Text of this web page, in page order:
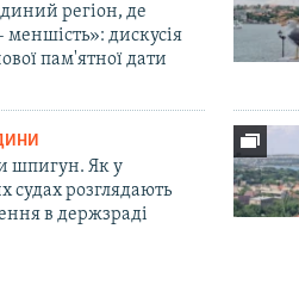
регіон, де
меншість»: дискусія
пам'ятної дати
шпигун. Як у
судах розглядають
в держзраді